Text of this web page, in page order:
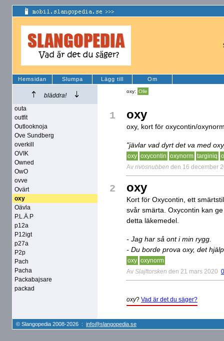
Hemsidan Slumpa Lägg till Om
bläddra!
outa
outfit
Outlooknoja
Ove Sundberg
overkill
OVIK
Owned
OwO
ovve
Ovärt
oxy
Oävla
P.L.Ä.P
p12a
P12igt
p27a
P2p
Pach
Pacha
Packabajsare
packad
oxy: Olle
1 oxy
oxy, kort för oxycontin/
"jävlar vad dyrt det va med
oxy oxycontin oxynorm targiniq
Av rivosnubben den 16 december
2 oxy
Kort för Oxycontin, ett
svår smärta. Oxycontin kan
detta läkemedel.
- Jag har så ont i min rygg.
- Du borde prova oxy, det
oxy oxynorm
Av Slajftorsken den 21 mars 2020
oxy? Vad är det du säger?
© Slangopedia 2008-2026 : info@slangopedia.se